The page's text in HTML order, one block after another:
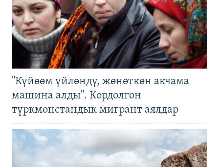
"Күйөөм үйлөндү, жөнөткөн акчама
машина алды". Кордолгон
түркмөнстандык мигрант аялдар